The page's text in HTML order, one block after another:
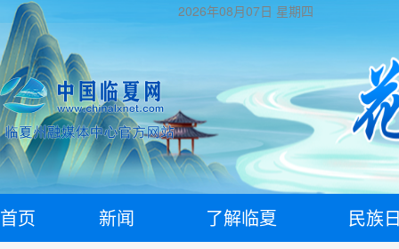
2026年08月07日 星期四
首页 新闻 了解临夏 民族